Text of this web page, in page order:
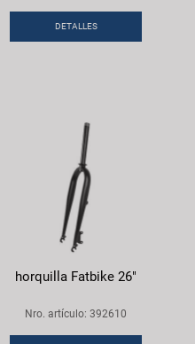
DETALLES
horquilla Fatbike 26"
Nro. artículo: 392610